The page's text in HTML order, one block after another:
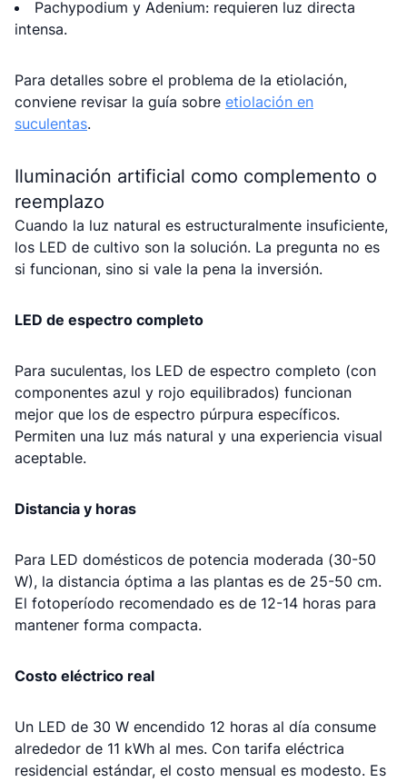
Pachypodium y Adenium: requieren luz directa
intensa.
Para detalles sobre el problema de la etiolación,
conviene revisar la guía sobre etiolación en
suculentas.
Iluminación artificial como complemento o
reemplazo
Cuando la luz natural es estructuralmente insuficiente,
los LED de cultivo son la solución. La pregunta no es
si funcionan, sino si vale la pena la inversión.
LED de espectro completo
Para suculentas, los LED de espectro completo (con
componentes azul y rojo equilibrados) funcionan
mejor que los de espectro púrpura específicos.
Permiten una luz más natural y una experiencia visual
aceptable.
Distancia y horas
Para LED domésticos de potencia moderada (30-50
W), la distancia óptima a las plantas es de 25-50 cm.
El fotoperíodo recomendado es de 12-14 horas para
mantener forma compacta.
Costo eléctrico real
Un LED de 30 W encendido 12 horas al día consume
alrededor de 11 kWh al mes. Con tarifa eléctrica
residencial estándar, el costo mensual es modesto. Es